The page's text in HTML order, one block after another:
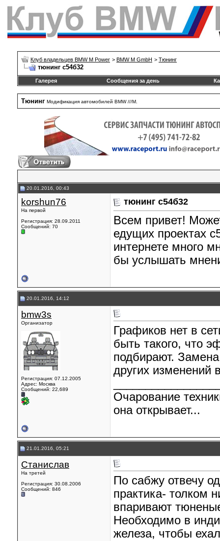
Клуб владельцев BMW M Power > BMW M GmbH > Тюнинг
тюнинг с54б32
Галерея Сообщения за день
Тюнинг Модификация автомобилей BMW ///M.
20.01.2016, 00:43
korshun76
На первой
Регистрация: 28.09.2011
Сообщений: 70
тюнинг с54б32
Всем привет!
едущих проектах
интернете много
бы услышать
20.01.2016, 14:12
bmw3s
Организатор
Регистрация: 07.12.2005
Адрес: Москва
Сообщений: 22,689
Графиков нет в
быть такого, что
подбирают.
других изменений
Очарование
она открывает...
21.01.2016, 05:21
Станислав
На третей
Регистрация: 30.08.2006
Сообщений: 846
По сабжу отвечу
практика- толком
впаривают
Необходимо в
железа, чтобы